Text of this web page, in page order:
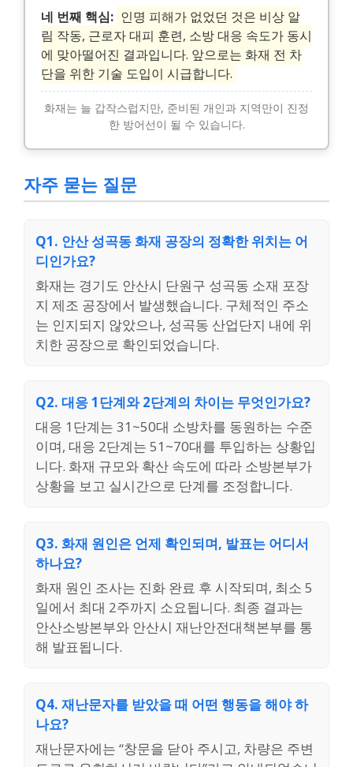
네 번째 핵심: 인명 피해가 없었던 것은 비상 알
림 작동, 근로자 대피 훈련, 소방 대응 속도가 동시
에 맞아떨어진 결과입니다. 앞으로는 화재 전 차
단을 위한 기술 도입이 시급합니다.
화재는 늘 갑작스럽지만, 준비된 개인과 지역만이 진정
한 방어선이 될 수 있습니다.
자주 묻는 질문
Q1. 안산 성곡동 화재 공장의 정확한 위치는 어
디인가요?
화재는 경기도 안산시 단원구 성곡동 소재 포장
지 제조 공장에서 발생했습니다. 구체적인 주소
는 인지되지 않았으나, 성곡동 산업단지 내에 위
치한 공장으로 확인되었습니다.
Q2. 대응 1단계와 2단계의 차이는 무엇인가요?
대응 1단계는 31~50대 소방차를 동원하는 수준
이며, 대응 2단계는 51~70대를 투입하는 상황입
니다. 화재 규모와 확산 속도에 따라 소방본부가
상황을 보고 실시간으로 단계를 조정합니다.
Q3. 화재 원인은 언제 확인되며, 발표는 어디서
하나요?
화재 원인 조사는 진화 완료 후 시작되며, 최소 5
일에서 최대 2주까지 소요됩니다. 최종 결과는
안산소방본부와 안산시 재난안전대책본부를 통
해 발표됩니다.
Q4. 재난문자를 받았을 때 어떤 행동을 해야 하
나요?
재난문자에는 “창문을 닫아 주시고, 차량은 주변